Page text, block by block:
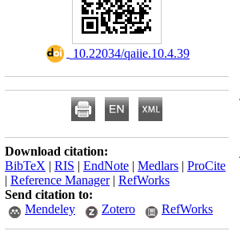
‎ 10.22034/qaiie.10.4.39
Download citation:
BibTeX | RIS | EndNote | Medlars | ProCite
| Reference Manager| RefWorks
Send citation to:
Mendeley
Zotero RefWorks